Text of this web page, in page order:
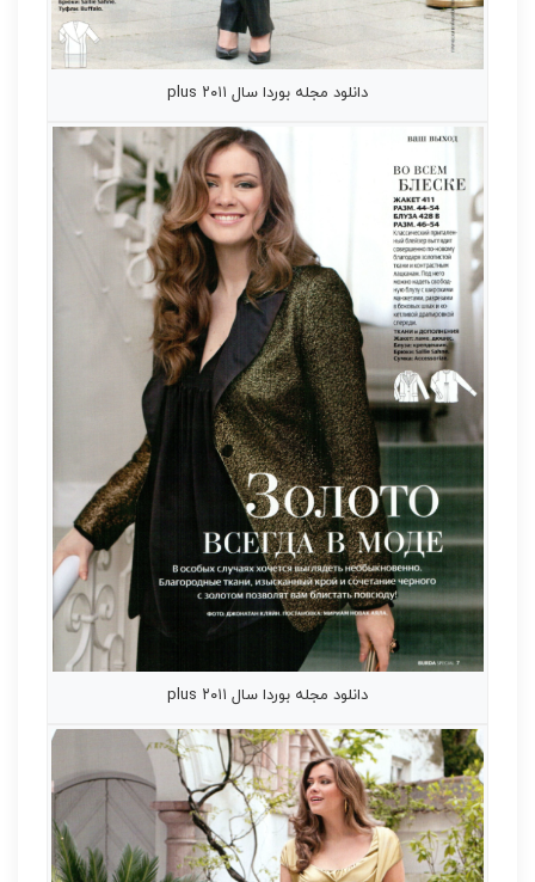
دانلود مجله بوردا سال ۲۰۱۱ plus
دانلود مجله بوردا سال ۲۰۱۱ plus